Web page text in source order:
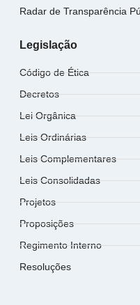
Radar de Transparência
Legislação
Código de Ética
Decretos
Lei Orgânica
Leis Ordinárias
Leis Complementares
Leis Consolidadas
Projetos
Proposições
Regimento Interno
Resoluções